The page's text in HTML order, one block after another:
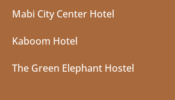
Mabi City Center Hotel
Kaboom Hotel
The Green Elephant Hostel